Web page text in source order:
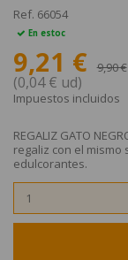
Ref. 66054
En estoc
9,21 € 9,90 €
(0,04 € ud)
Impuestos incluidos
REGALIZ GATO
regaliz con el mismo
edulcorantes.